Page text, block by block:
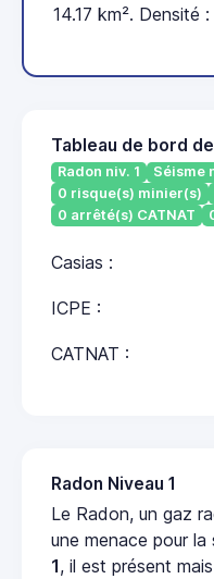
14.17 km². Densité :
Tableau de bord
Radon niv. 1 Séisme
0 risque(s) minier(s)
0 arrêté(s) CATNAT
Casias :
ICPE :
CATNAT :
Radon Niveau 1
Le Radon, un gaz
une menace pour la
1, il est présent